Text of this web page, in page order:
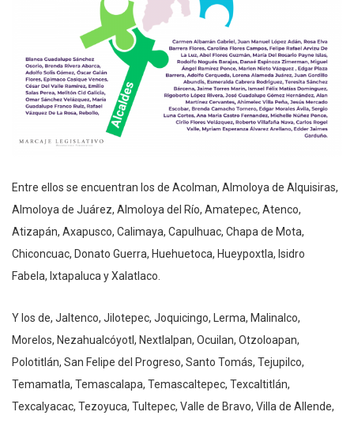
Entre ellos se encuentran los de Acolman, Almoloya de Alquisiras,
Almoloya de Juárez, Almoloya del Río, Amatepec, Atenco,
Atizapán, Axapusco, Calimaya, Capulhuac, Chapa de Mota,
Chiconcuac, Donato Guerra, Huehuetoca, Hueypoxtla, Isidro
Fabela, Ixtapaluca y Xalatlaco.
Y los de, Jaltenco, Jilotepec, Joquicingo, Lerma, Malinalco,
Morelos, Nezahualcóyotl, Nextlalpan, Ocuilan, Otzoloapan,
Polotitlán, San Felipe del Progreso, Santo Tomás, Tejupilco,
Temamatla, Temascalapa, Temascaltepec, Texcaltitlán,
Texcalyacac, Tezoyuca, Tultepec, Valle de Bravo, Villa de Allende,